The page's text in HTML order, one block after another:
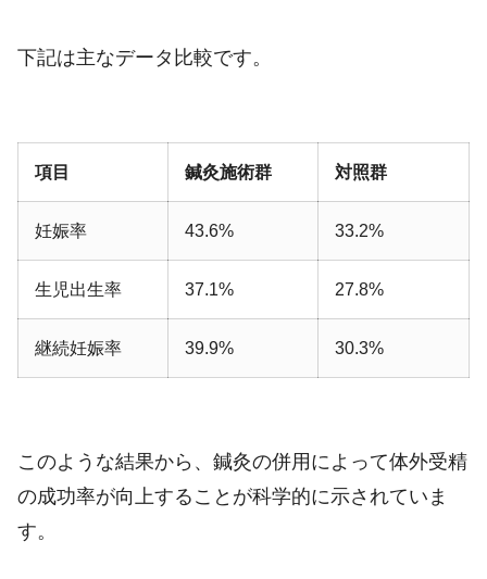
下記は主なデータ比較です。
項目 鍼灸施術群 対照群
妊娠率 43.6% 33.2%
生児出生率 37.1% 27.8%
継続妊娠率 39.9% 30.3%
このような結果から、鍼灸の併用によって体外受精
の成功率が向上することが科学的に示されていま
す。